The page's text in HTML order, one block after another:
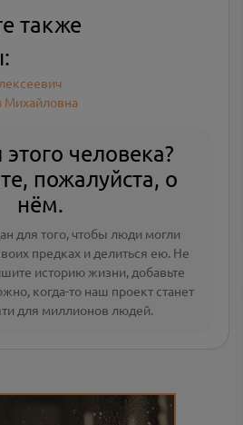
также
Михайловна
человека?
пожалуйста, о
нём.
для того, чтобы люди могли
предках и делиться ею. Не
историю жизни, добавьте
когда-то наш проект станет
для миллионов людей.